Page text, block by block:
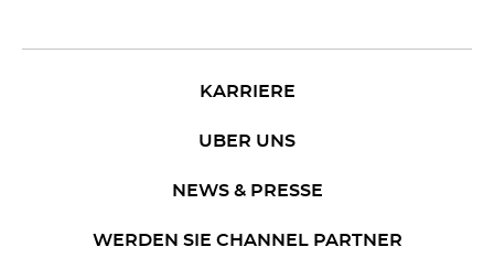
KARRIERE
UBER UNS
NEWS & PRESSE
WERDEN SIE CHANNEL PARTNER